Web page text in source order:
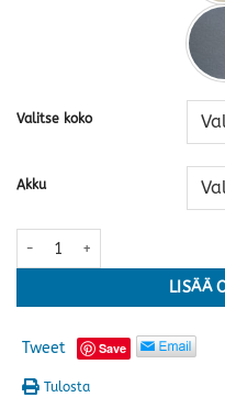
Valitse koko
Akku
Victor recliner (sähkösäätö),
LISÄÄ
Tweet Save
Tulosta